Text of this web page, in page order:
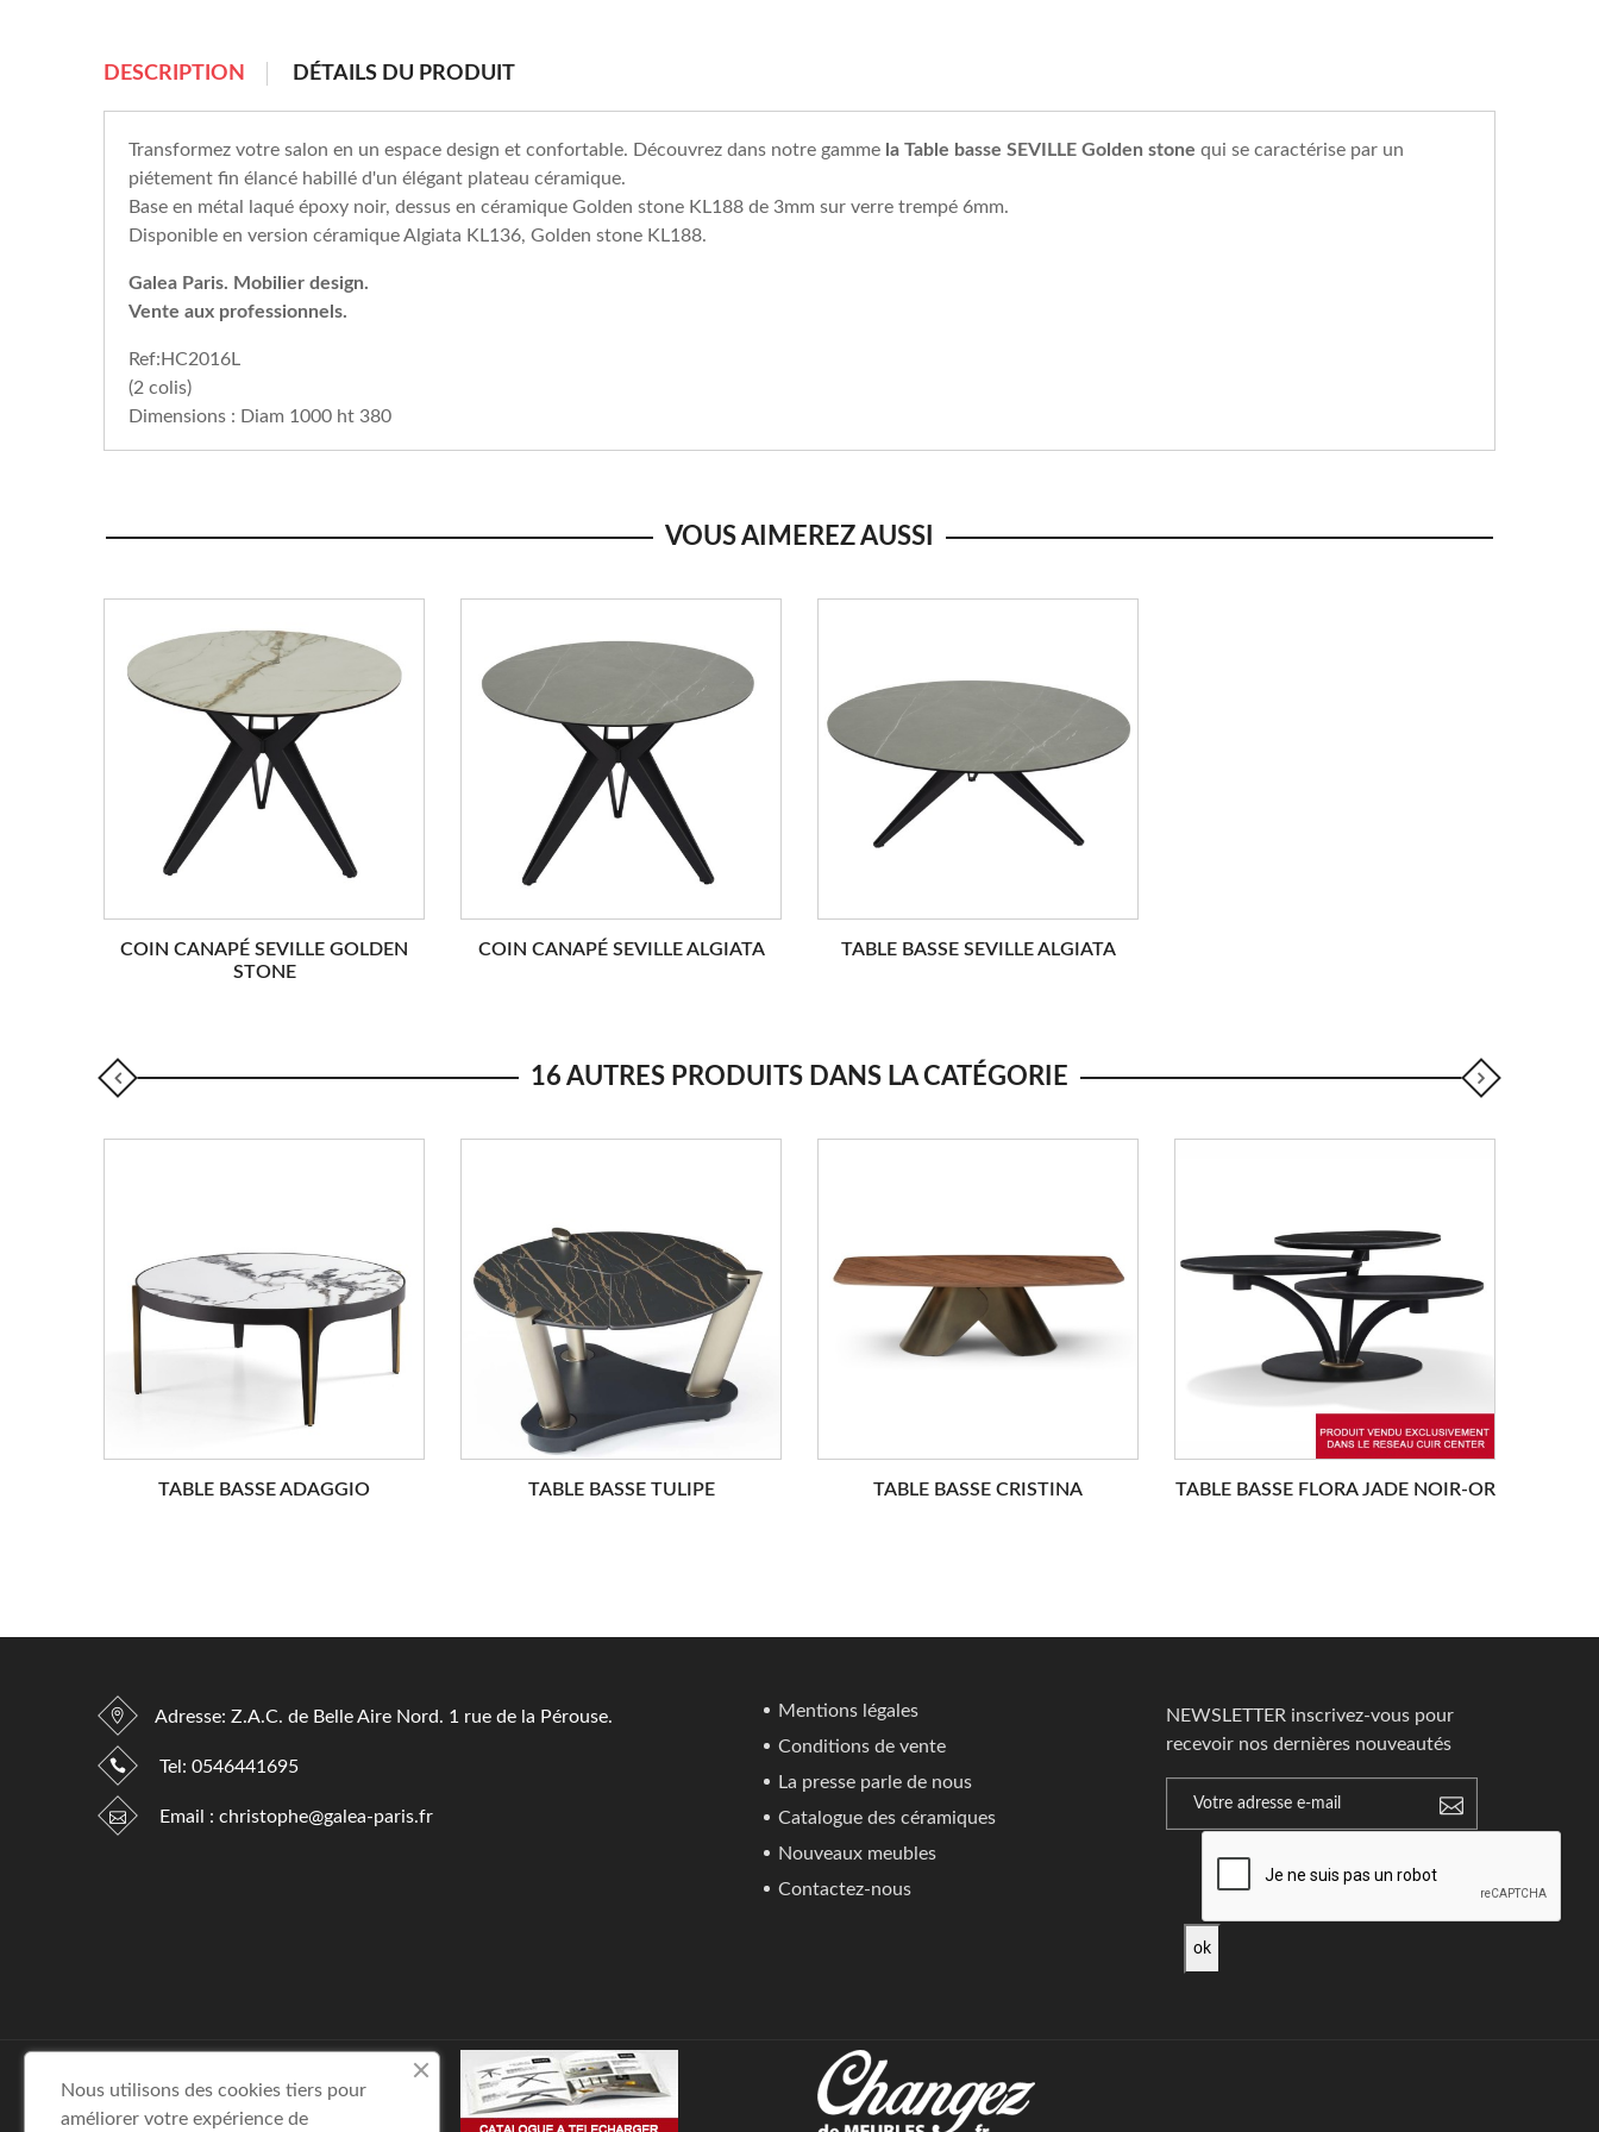
DESCRIPTION DÉTAILS DU PRODUIT
Transformez votre salon en un espace design et confortable. Découvrez dans notre gamme la Table basse SEVILLE Golden stone qui se caractérise par un
piétement fin élancé habillé d'un élégant plateau céramique.
Base en métal laqué époxy noir, dessus en céramique Golden stone KL188 de 3mm sur verre trempé 6mm.
Disponible en version céramique Algiata KL136, Golden stone KL188.
Galea Paris. Mobilier design.
Vente aux professionnels.
Ref:HC2016L
(2 colis)
Dimensions : Diam 1000 ht 380
VOUS AIMEREZ AUSSI
COIN CANAPÉ SEVILLE GOLDEN
STONE
COIN CANAPÉ SEVILLE ALGIATA TABLE BASSE SEVILLE ALGIATA
16 AUTRES PRODUITS DANS LA CATÉGORIE
TABLE BASSE ADAGGIO TABLE BASSE TULIPE TABLE BASSE CRISTINA TABLE BASSE FLORA JADE NOIR-OR
Adresse: Z.A.C. de Belle Aire Nord. 1 rue de la Pérouse.
Tel: 0546441695
Email : christophe@galea-paris.fr
Mentions légales
Conditions de vente
La presse parle de nous
Catalogue des céramiques
Nouveaux meubles
Contactez-nous
NEWSLETTER inscrivez-vous pour
recevoir nos dernières nouveautés
Nous utilisons des cookies tiers pour
améliorer votre expérience de